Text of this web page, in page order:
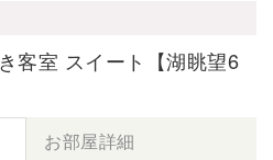
客室 スイート【湖眺望6
お部屋詳細